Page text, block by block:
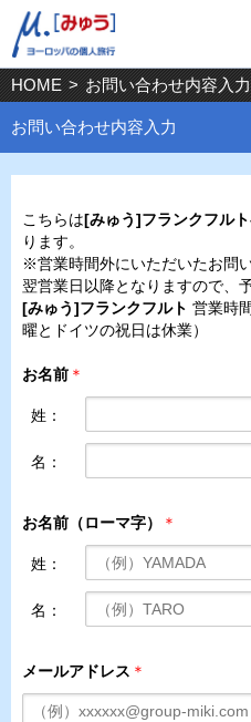
HOME > お問い合わせ内容入力
お問い合わせ内容入力
こちらは[みゅう]フランクフルト
ります。
※営業時間外にいただいたお問
翌営業日以降となりますので、
[みゅう]フランクフルト 営業時
曜とドイツの祝日は休業）
お名前 ＊
姓：
名：
お名前（ローマ字） ＊
姓：
名：
メールアドレス ＊